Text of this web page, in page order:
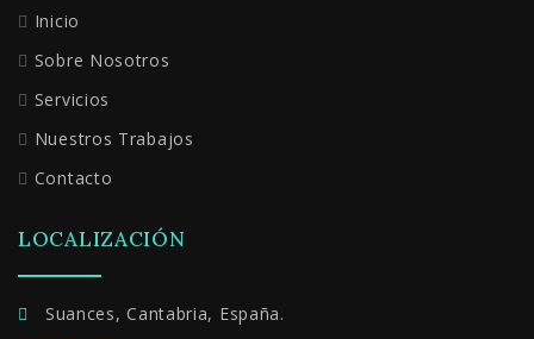
Inicio
Sobre Nosotros
Servicios
Nuestros Trabajos
Contacto
LOCALIZACIÓN
Suances, Cantabria, España.